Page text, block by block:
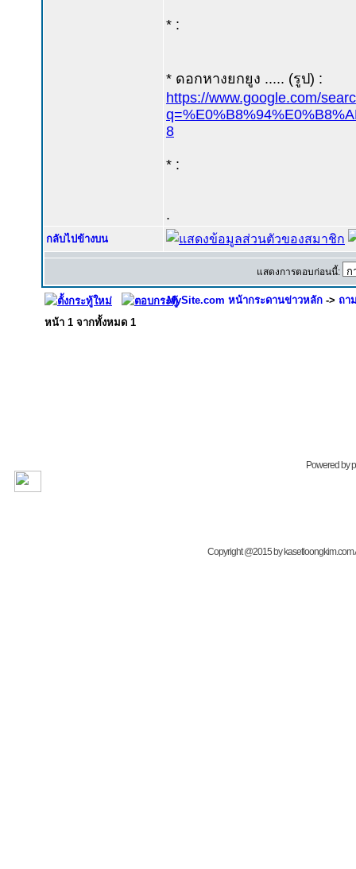
* :
* ดอกหางยกยูง ..... (รูป) :
https://www.google.com/
8
* :
.
กลับไปข้างบน
แสดงการตอบก่อนนี้:
MySite.com หน้ากระดานข่าวหลัก -> ถา
หน้า 1 จากทั้งหมด 1
Powered by
Copyright @2015 by kasetloongkim.com